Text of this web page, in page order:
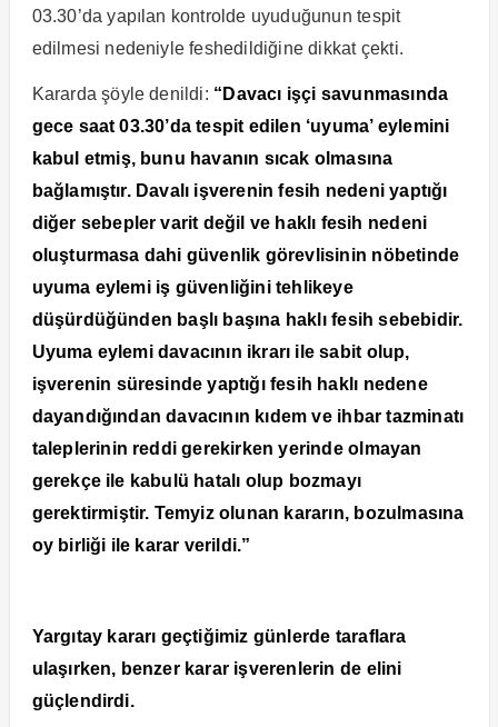
03.30’da yapılan kontrolde uyuduğunun tespit
edilmesi nedeniyle feshedildiğine dikkat çekti.
Kararda şöyle denildi: “Davacı işçi savunmasında
gece saat 03.30’da tespit edilen ‘uyuma’ eylemini
kabul etmiş, bunu havanın sıcak olmasına
bağlamıştır. Davalı işverenin fesih nedeni yaptığı
diğer sebepler varit değil ve haklı fesih nedeni
oluşturmasa dahi güvenlik görevlisinin nöbetinde
uyuma eylemi iş güvenliğini tehlikeye
düşürdüğünden başlı başına haklı fesih sebebidir.
Uyuma eylemi davacının ikrarı ile sabit olup,
işverenin süresinde yaptığı fesih haklı nedene
dayandığından davacının kıdem ve ihbar tazminatı
taleplerinin reddi gerekirken yerinde olmayan
gerekçe ile kabulü hatalı olup bozmayı
gerektirmiştir. Temyiz olunan kararın, bozulmasına
oy birliği ile karar verildi.”
Yargıtay kararı geçtiğimiz günlerde taraflara
ulaşırken, benzer karar işverenlerin de elini
güçlendirdi.